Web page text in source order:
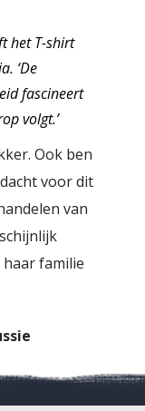
het T-shirt
‘De
fascineert
volgt.’
Ook ben
voor dit
van
familie